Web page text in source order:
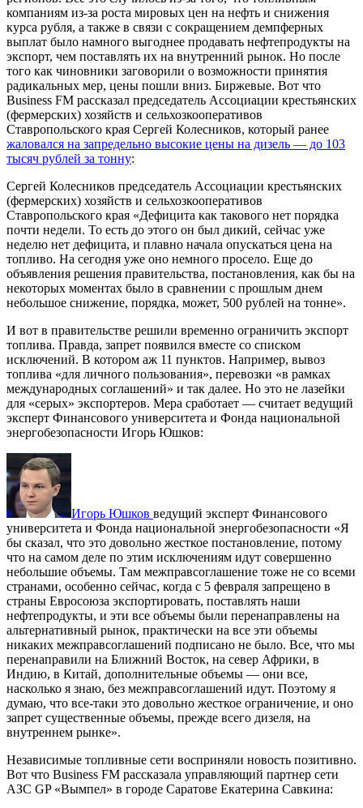
компаниям из-за роста мировых цен на нефть и снижения
курса рубля, а также в связи с сокращением демпферных
выплат было намного выгоднее продавать нефтепродукты на
экспорт, чем поставлять их на внутренний рынок. Но после
того как чиновники заговорили о возможности принятия
радикальных мер, цены пошли вниз. Биржевые. Вот что
Business FM рассказал председатель Ассоциации крестьянских
(фермерских) хозяйств и сельхозкооперативов
Ставропольского края Сергей Колесников, который ранее
жаловался на запредельно высокие цены на дизель — до 103
тысяч рублей за тонну:
Сергей Колесников председатель Ассоциации крестьянских
(фермерских) хозяйств и сельхозкооперативов
Ставропольского края «Дефицита как такового нет порядка
почти недели. То есть до этого он был дикий, сейчас уже
неделю нет дефицита, и плавно начала опускаться цена на
топливо. На сегодня уже оно немного просело. Еще до
объявления решения правительства, постановления, как бы на
некоторых моментах было в сравнении с прошлым днем
небольшое снижение, порядка, может, 500 рублей на тонне».
И вот в правительстве решили временно ограничить экспорт
топлива. Правда, запрет появился вместе со списком
исключений. В котором аж 11 пунктов. Например, вывоз
топлива «для личного пользования», перевозки «в рамках
международных соглашений» и так далее. Но это не лазейки
для «серых» экспортеров. Мера сработает — считает ведущий
эксперт Финансового университета и Фонда национальной
энергобезопасности Игорь Юшков:
Игорь Юшков ведущий эксперт Финансового
университета и Фонда национальной энергобезопасности «Я
бы сказал, что это довольно жесткое постановление, потому
что на самом деле по этим исключениям идут совершенно
небольшие объемы. Там межправсоглашение тоже не со всеми
странами, особенно сейчас, когда с 5 февраля запрещено в
страны Евросоюза экспортировать, поставлять наши
нефтепродукты, и эти все объемы были перенаправлены на
альтернативный рынок, практически на все эти объемы
никаких межправсоглашений подписано не было. Все, что мы
перенаправили на Ближний Восток, на север Африки, в
Индию, в Китай, дополнительные объемы — они все,
насколько я знаю, без межправсоглашений идут. Поэтому я
думаю, что все-таки это довольно жесткое ограничение, и оно
запрет существенные объемы, прежде всего дизеля, на
внутреннем рынке».
Независимые топливные сети восприняли новость позитивно.
Вот что Business FM рассказала управляющий партнер сети
АЗС GP «Вымпел» в городе Саратове Екатерина Савкина: